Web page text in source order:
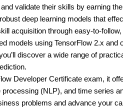
validate their skills by earning
deep learning models that
acquisition through easy-to-
models using TensorFlow 2.x
discover a wide range of
Developer Certificate exam, it
(NLP), and time series
problems and advance your